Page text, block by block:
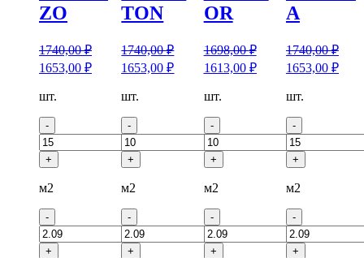
ZO
1740,00₽
1653,00 ₽
Количество
LOUNGE
-
LORENZO
шт.
-
+
м2
-
+
TON
1740,00₽
1653,00₽
Количество
BLUES
-
BRIGHTON
шт.
-
+
м2
-
+
OR
1698,00₽
1613,00 ₽
Количество
BLUES
-
WINDSOR
шт.
-
+
м2
-
+
A
1740,00₽
1653,00 ₽
Количество
LOUNGE
-
BUDDHA
шт.
-
+
м2
-
+